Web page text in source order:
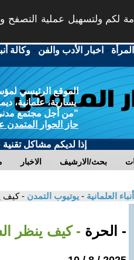
لكم ولتسهيل عملية التصفح
- اخبار الأدب والفن -وكالة
الموقع الرئيسي
يسارية، علمانية،
"من أجل مجتمع مدني
حاز الحوار المتمدن
إذا لديكم مشاكل
الاخبار بحث/الارشيف
العلمانية - يوتيوب التمدن - كيف
- الحرة - كيف ينظر